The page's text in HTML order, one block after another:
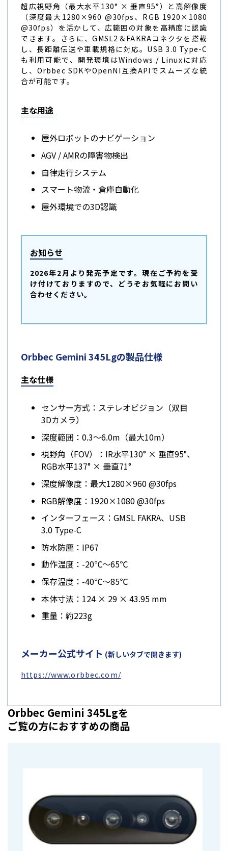
超広視野角（最大水平130° × 垂直95°）と高解像度
（深度最大1280×960 @30fps、RGB 1920×1080
@30fps）を活かして、広範囲の対象を高精度に認識
できます。さらに、GMSL2＆FAKRAコネクタを搭載
し、長距離伝送や車載規格に対応。USB 3.0 Type-C
も利用可能で、開発環境はWindows / Linuxに対応
し、Orbbec SDKやOpenNI互換APIでスムーズな統
合が可能です。
主な用途
屋外ロボットのナビゲーション
AGV / AMRの障害物検出
自律走行システム
スマート物流・倉庫自動化
屋外環境での3D認識
お知らせ
2026年2月より発売予定です。現在ご予約を受
け付けておりますので、どうぞお気軽にお問い
合わせください。
Orbbec Gemini 345Lgの製品仕様
主な仕様
センサー方式：ステレオビジョン（双目
3Dカメラ）
深度範囲：0.3～6.0m（最大10m）
視野角（FOV）：IR水平130° × 垂直95°、
RGB水平137° × 垂直71°
深度解像度：最大1280×960 @30fps
RGB解像度：1920×1080 @30fps
インターフェース：GMSL FAKRA、USB
3.0 Type-C
防水防塵：IP67
動作温度：-20℃～65℃
保存温度：-40℃～85℃
本体寸法：124 × 29 × 43.95 mm
重量：約223g
メーカー公式サイト (新しいタブで開きます)
https://www.orbbec.com/
Orbbec Gemini 345Lgを
ご覧の方におすすめの商品